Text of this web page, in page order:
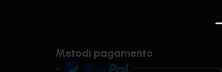
Metodi pagamento